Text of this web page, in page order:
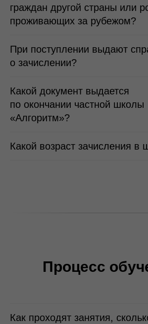
граждан другой страны или
проживающих за рубежом?
При поступлении выдают
о зачислении?
Какой документ выдается
по окончании частной школы
«Алгоритм»?
Какой возраст зачисления в
Процесс
Как проходят занятия,